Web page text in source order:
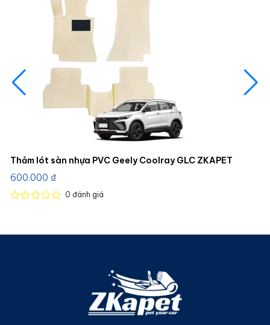
Thảm lót sàn nhựa PVC Geely Coolray GLC ZKAPET
600.000 ₫
0 đánh giá